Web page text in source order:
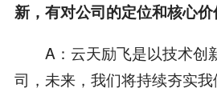
新，有对公司的定位和核心
A：云天励飞是以技术创
司，未来，我们将持续夯实